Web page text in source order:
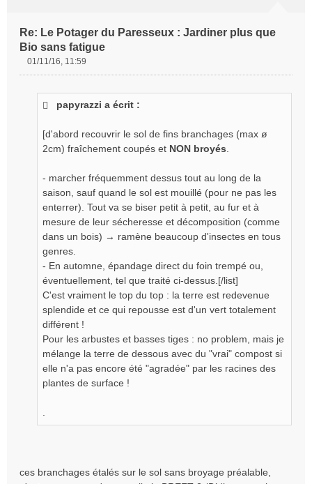
Re: Le Potager du Paresseux : Jardiner plus que
Bio sans fatigue
01/11/16, 11:59
papyrazzi a écrit :
[d'abord recouvrir le sol de fins branchages (max ø
2cm) fraîchement coupés et NON broyés
- marcher fréquemment dessus tout au long de la
saison, sauf quand le sol est mouillé (pour ne pas les
enterrer). Tout va se biser petit à petit, au fur et à
mesure de leur sécheresse et décomposition (comme
dans un bois) → ramène beaucoup d'insectes en tous
genres.
- En automne, épandage direct du foin trempé ou,
éventuellement, tel que traité ci-dessus.[/list]
C'est vraiment le top du top : la terre est redevenue
splendide et ce qui repousse est d'un vert totalement
différent !
Pour les arbustes et basses tiges : no problem, mais je
mélange la terre de dessous avec du "vrai" compost si
elle n'a pas encore été "agradée" par les racines des
plantes de surface !
ces branchages étalés sur le sol sans broyage préalable,